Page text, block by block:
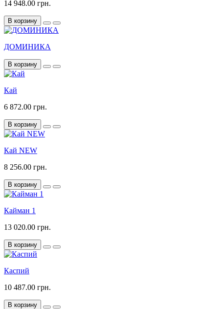
14 948.00 грн.
В корзину
ДОМИНИКА
В корзину
Кай
6 872.00 грн.
В корзину
Кай NEW
8 256.00 грн.
В корзину
Кайман 1
13 020.00 грн.
В корзину
Каспий
10 487.00 грн.
В корзину